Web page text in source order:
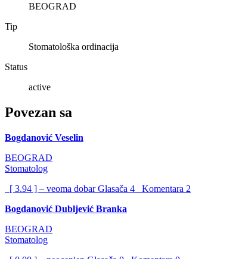
BEOGRAD
Tip
Stomatološka ordinacija
Status
active
Povezan sa
Bogdanović Veselin
BEOGRAD
Stomatolog
[ 3.94 ] – veoma dobarGlasača 4 Komentara 2
Bogdanović Dubljević Branka
BEOGRAD
Stomatolog